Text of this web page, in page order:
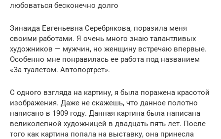
любоваться бесконечно долго
Зинаида Евгеньевна Серебрякова, поразила меня
своими работами. Я очень много знаю талантливых
художников — мужчин, но женщину встречаю впервые.
Особенно мне понравилась ее работа под названием
«За туалетом. Автопортрет».
С одного взгляда на картину, я была поражена красотой
изображения. Даже не скажешь, что данное полотно
написано в 1909 году. Данная картина была написана
великолепной художницей в двадцать пять лет. После
того как картина попала на выставку, она принесла